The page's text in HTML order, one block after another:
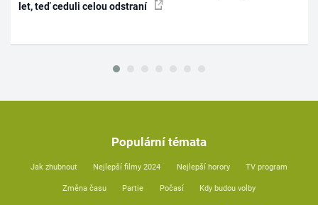
let, teď ceduli celou odstraní
Populární témata
Jak zhubnout Nejlepší filmy 2024 Nejlepší horory TV program
Změna času Partie Počasí Kdy budou volby